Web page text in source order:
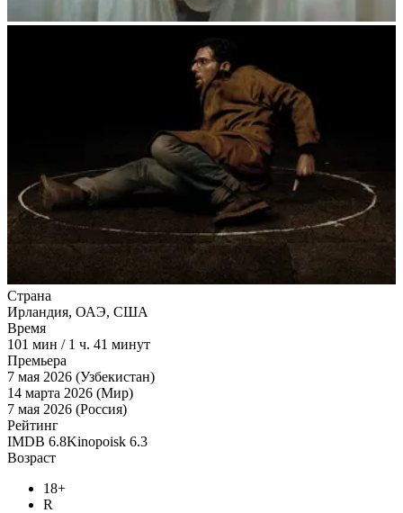
Страна
Ирландия, ОАЭ, США
Время
101 мин / 1 ч. 41 минут
Премьера
7 мая 2026 (Узбекистан)
14 марта 2026 (Мир)
7 мая 2026 (Россия)
Рейтинг
IMDB 6.8Kinopoisk 6.3
Возраст
18+
R